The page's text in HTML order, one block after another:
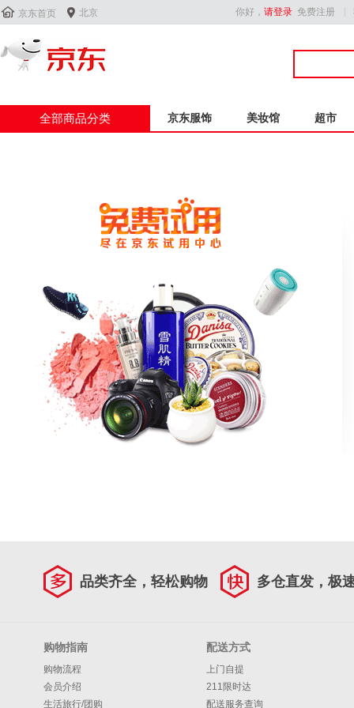
 京东首页  北京 你好， 请登录 免费注册
全部商品分类 京东服饰 美妆馆 超市
品类齐全，轻松购物 多仓直发，极
购物指南
购物流程
会员介绍
生活旅行/团购
配送方式
上门自提
211限时达
配送服务查询